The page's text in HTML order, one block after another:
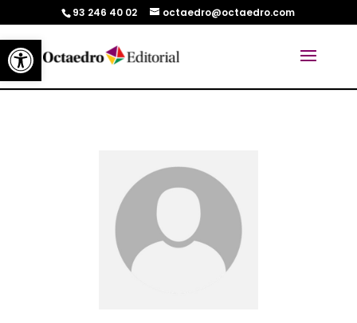
Abrir barra de herramientas
93 246 40 02 octaedro@octaedro.com